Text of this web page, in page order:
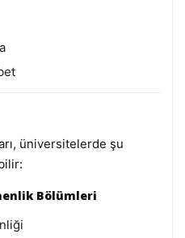
üniversitelerde şu
Bölümleri